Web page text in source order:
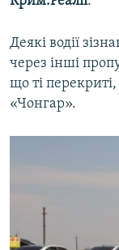
СВІДЧЕННЯ
УКРАЇНСЬКА
ІНФОГРАФІКА
Qırımtatar
ДОЛУЧАЙСЯ!
Усі сайти
Деякі водії
через інші
що ті
«Чонгар».